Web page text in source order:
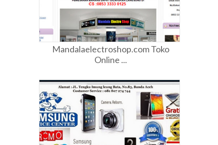
Mandalaelectroshop.com Toko
Online ...